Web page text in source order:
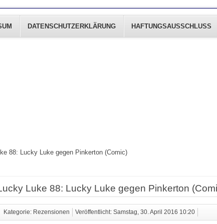
DATENSCHUTZERKLÄRUNG HAFTUNGSAUSSCHLUSS
88: Lucky Luke gegen Pinkerton (Comic)
Luke 88: Lucky Luke gegen Pinkerton
Kategorie: Rezensionen Veröffentlicht: Samstag, 30. April 2016 10:20